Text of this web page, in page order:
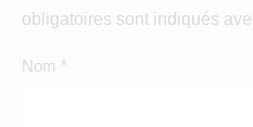
obligatoires sont indiqués
Nom *